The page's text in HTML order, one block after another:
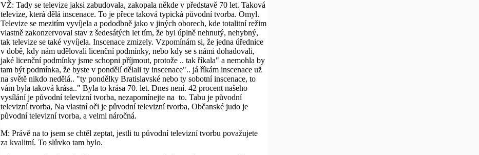
VŽ: Tady se televize jaksi zabudovala, zakopala někde v představě 70 let. Taková
televize, která dělá inscenace. To je přece taková typická původní tvorba. Omyl.
Televize se mezitím vyvíjela a pododbně jako v jiných oborech, kde totalitní režim
vlastně zakonzervoval stav z šedesátých let tím, že byl úplně nehnutý, nehybný,
tak televize se také vyvíjela. Inscenace zmizely. Vzpomínám si, že jedna úřednice
v době, kdy nám udělovali licenční podmínky, nebo kdy se s námi dohadovali,
jaké licenční podmínky jsme schopni příjmout, protože .. tak říkala" a nemohla by
tam být podmínka, že byste v pondělí dělali ty inscenace".. já říkám inscenace už
na světě nikdo nedělá.. "ty pondělky Bratislavské nebo ty sobotní inscenace, to
vám byla taková krása.." Byla to krása 70. let. Dnes není. 42 procent našeho
vysílání je původní televizní tvorba, nezapomínejte na to. Tabu je původní
televizní tvorba, Na vlastní oči je původní televizní tvorba, Občanské judo je
původní televizní tvorba, a velmi náročná.
M: Právě na to jsem se chtěl zeptat, jestli tu původní televizní tvorbu považujete
za kvalitní. To slůvko tam bylo.